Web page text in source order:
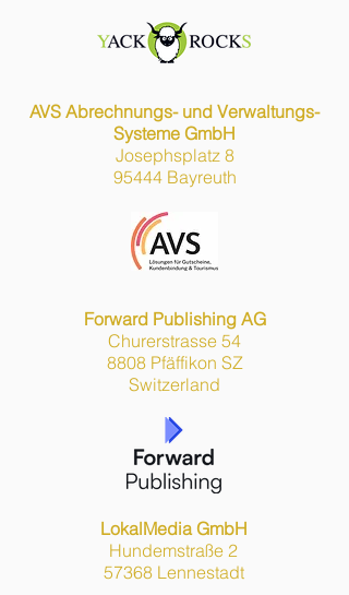
AVS Abrechnungs- und Verwaltungs-
Systeme GmbH
Josephsplatz 8
95444 Bayreuth
Forward Publishing AG
Churerstrasse 54
8808 Pfäffikon SZ
Switzerland
LokalMedia GmbH
Hundemstraße 2
57368 Lennestadt